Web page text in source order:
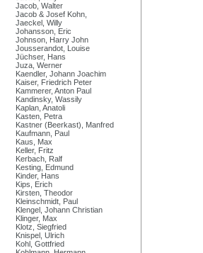
Jacob, Walter
Jacob & Josef Kohn,
Jaeckel, Willy
Johansson, Eric
Johnson, Harry John
Jousserandot, Louise
Jüchser, Hans
Juza, Werner
Kaendler, Johann Joachim
Kaiser, Friedrich Peter
Kammerer, Anton Paul
Kandinsky, Wassily
Kaplan, Anatoli
Kasten, Petra
Kastner (Beerkast), Manfred
Kaufmann, Paul
Kaus, Max
Keller, Fritz
Kerbach, Ralf
Kesting, Edmund
Kinder, Hans
Kips, Erich
Kirsten, Theodor
Kleinschmidt, Paul
Klengel, Johann Christian
Klinger, Max
Klotz, Siegfried
Knispel, Ulrich
Kohl, Gottfried